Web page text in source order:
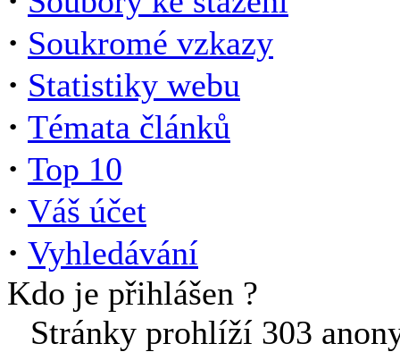
· Soukromé vzkazy
· Statistiky webu
· Témata článků
· Top 10
· Váš účet
· Vyhledávání
Kdo je přihlášen ?
Stránky prohlíží 303